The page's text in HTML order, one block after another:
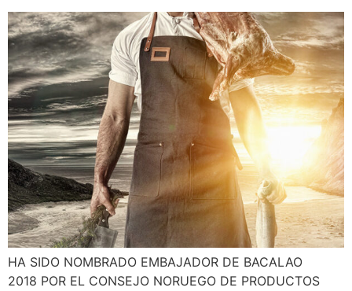
HA SIDO NOMBRADO EMBAJADOR DE BACALAO
2018 POR EL CONSEJO NORUEGO DE PRODUCTOS